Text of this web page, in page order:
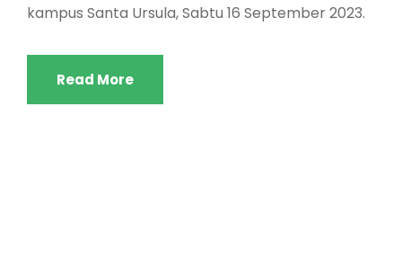
kampus Santa Ursula, Sabtu 16 September 2023.
Read More